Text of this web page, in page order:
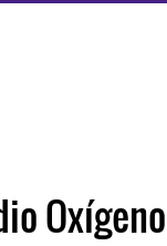
Oxígeno